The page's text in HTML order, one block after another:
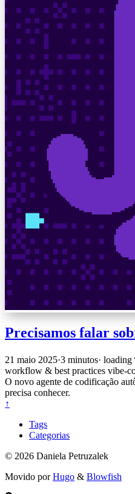
Precisamos falar
21 maio 2025·3 minutos· loading
workflow & best practices vibe-
O novo agente de codificação
precisa conhecer.
↑
Tags
Categorias
© 2026 Daniela Petruzalek
Movido porHugo & Blowfish